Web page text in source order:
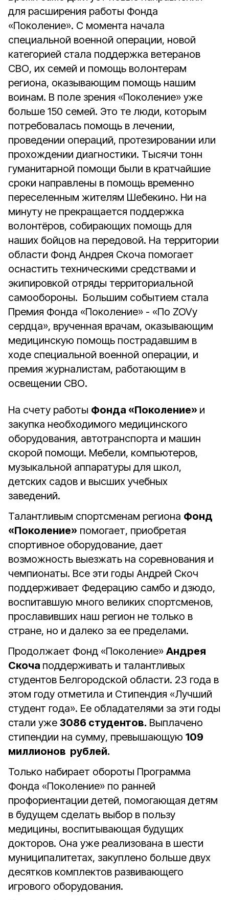
для расширения работы Фонда
«Поколение». С момента начала
специальной военной операции, новой
категорией стала поддержка ветеранов
СВО, их семей и помощь волонтерам
региона, оказывающим помощь нашим
воинам. В поле зрения «Поколение» уже
больше 150 семей. Это те люди, которым
потребовалась помощь в лечении,
проведении операций, протезировании или
прохождении диагностики. Тысячи тонн
гуманитарной помощи были в кратчайшие
сроки направлены в помощь временно
переселенным жителям Шебекино. Ни на
минуту не прекращается поддержка
волонтёров, собирающих помощь для
наших бойцов на передовой. На территории
области Фонд Андрея Скоча помогает
оснастить техническими средствами и
экипировкой отряды территориальной
самообороны. Большим событием стала
Премия Фонда «Поколение» - «По ZOVу
сердца», врученная врачам, оказывающим
медицинскую помощь пострадавшим в
ходе специальной военной операции, и
премия журналистам, работающим в
освещении СВО.
На счету работы Фонда «Поколение» и
закупка необходимого медицинского
оборудования, автотранспорта и машин
скорой помощи. Мебели, компьютеров,
музыкальной аппаратуры для школ,
детских садов и высших учебных
заведений.
Талантливым спортсменам региона Фонд
«Поколение» помогает, приобретая
спортивное оборудование, дает
возможность выезжать на соревнования и
чемпионаты. Все эти годы Андрей Скоч
поддерживает Федерацию самбо и дзюдо,
воспитавшую много великих спортсменов,
прославивших наш регион не только в
стране, но и далеко за ее пределами.
Продолжает Фонд «Поколение» Андрея
Скоча поддерживать и талантливых
студентов Белгородской области. 23 года в
этом году отметила и Стипендия «Лучший
студент года». Ее обладателями за эти годы
стали уже 3086 студентов. Выплачено
стипендии на сумму, превышающую 109
миллионов рублей.
Только набирает обороты Программа
Фонда «Поколение» по ранней
профориентации детей, помогающая детям
в будущем сделать выбор в пользу
медицины, воспитывающая будущих
докторов. Она уже реализована в шести
муниципалитетах, закуплено больше двух
десятков комплектов развивающего
игрового оборудования.